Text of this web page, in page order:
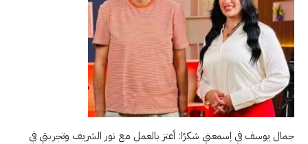
جمال يوسف في اِسمعني شكرًا: أعتز بالعمل مع نور الشريف وتجربتي في